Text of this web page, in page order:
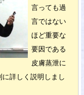
言っても過
言ではない
ほど重要な
要因である
皮膚蒸泄に
詳しく説明しまし